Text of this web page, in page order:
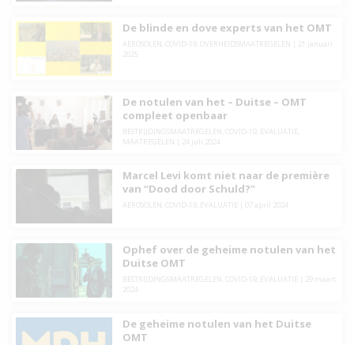
De blinde en dove experts van het OMT
AEROSOLEN COVID-19, OVERHEIDSMAATREGELEN | 21 januari
2025
De notulen van het – Duitse – OMT
compleet openbaar
BESTRIJDINGSMAATREGELEN COVID-19, EVALUATIE
MAATREGELEN | 24 juli 2024
Marcel Levi komt niet naar de première
van “Dood door Schuld?”
AEROSOLEN COVID-19, EVALUATIE | 07 april 2024
Ophef over de geheime notulen van het
Duitse OMT
BESTRIJDINGSMAATREGELEN COVID-19, EVALUATIE
| 29 maart
2024
De geheime notulen van het Duitse
OMT